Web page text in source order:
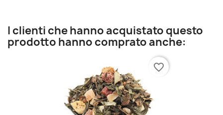
I clienti che hanno acquistato questo
prodotto hanno comprato anche:
favorite_border